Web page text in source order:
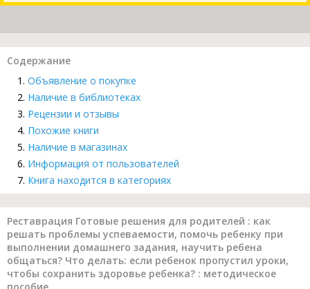
Содержание
Объявление о покупке
Наличие в библиотеках
Рецензии и отзывы
Похожие книги
Наличие в магазинах
Информация от пользователей
Книга находится в категориях
Реставрация Готовые решения для родителей : как
решать проблемы успеваемости, помочь ребенку при
выполнении домашнего задания, научить ребена
общаться? Что делать: если ребенок пропустил уроки,
чтобы сохранить здоровье ребенка? : методическое